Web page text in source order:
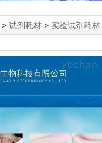
> 试剂耗材 > 实验试剂耗材